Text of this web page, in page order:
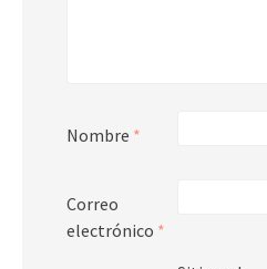
Nombre *
Correo
electrónico *